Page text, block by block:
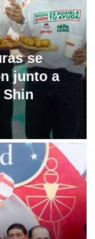
se
junto a
Shin